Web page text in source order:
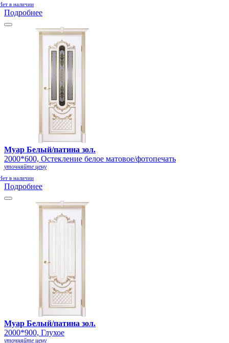
в наличии
Подробнее
Муар Белый/патина зол.
2000*600, Остекление белое матовое/фотопечать
уточняйте цену
в наличии
Подробнее
Муар Белый/патина зол.
2000*900, Глухое
уточняйте цену